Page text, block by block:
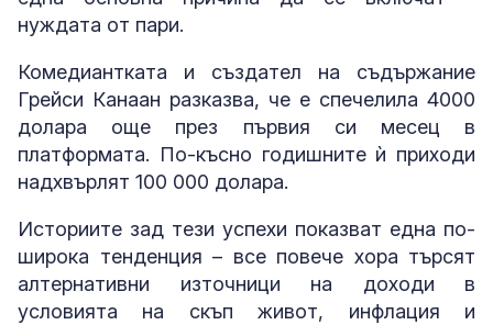
нуждата от пари.
Комедиантката и създател на съдържание
Грейси Канаан разказва, че е спечелила 4000
долара още през първия си месец в
платформата. По-късно годишните ѝ приходи
надхвърлят 100 000 долара.
Историите зад тези успехи показват една по-
широка тенденция – все повече хора търсят
алтернативни източници на доходи в
условията на скъп живот, инфлация и